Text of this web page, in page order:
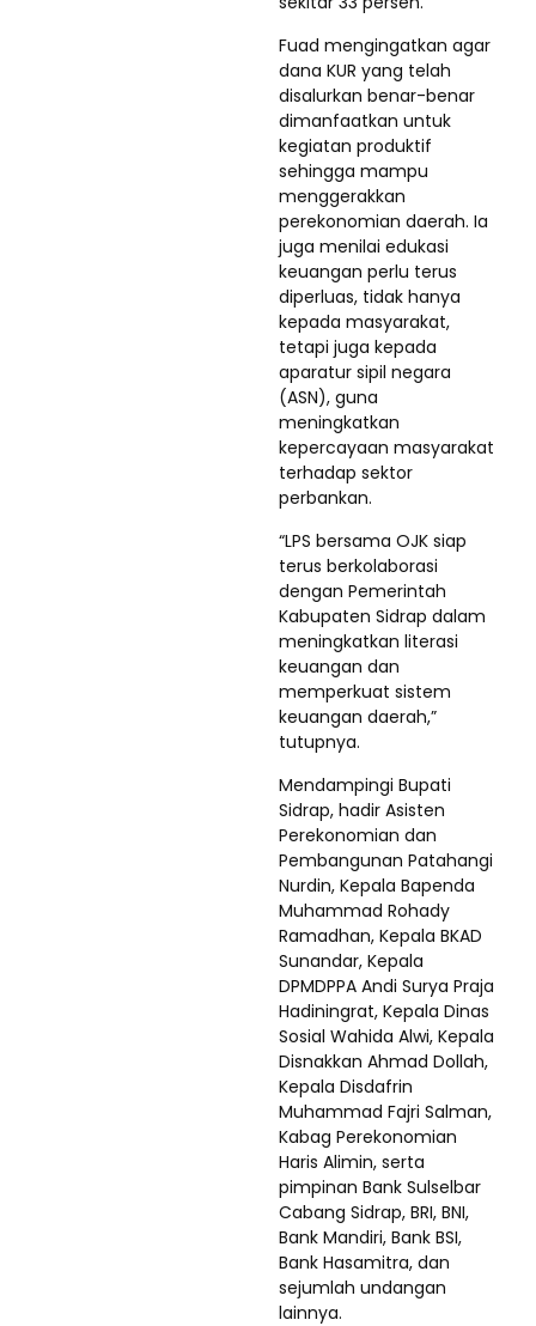
Fuad mengingatkan agar
dana KUR yang telah
disalurkan benar-benar
dimanfaatkan untuk
kegiatan produktif
sehingga mampu
menggerakkan
perekonomian daerah. Ia
juga menilai edukasi
keuangan perlu terus
diperluas, tidak hanya
kepada masyarakat,
tetapi juga kepada
aparatur sipil negara
(ASN), guna
meningkatkan
kepercayaan masyarakat
terhadap sektor
perbankan.
“LPS bersama OJK siap
terus berkolaborasi
dengan Pemerintah
Kabupaten Sidrap dalam
meningkatkan literasi
keuangan dan
memperkuat sistem
keuangan daerah,”
tutupnya.
Mendampingi Bupati
Sidrap, hadir Asisten
Perekonomian dan
Pembangunan Patahangi
Nurdin, Kepala Bapenda
Muhammad Rohady
Ramadhan, Kepala BKAD
Sunandar, Kepala
DPMDPPA Andi Surya Praja
Hadiningrat, Kepala Dinas
Sosial Wahida Alwi, Kepala
Disnakkan Ahmad Dollah,
Kepala Disdafrin
Muhammad Fajri Salman,
Kabag Perekonomian
Haris Alimin, serta
pimpinan Bank Sulselbar
Cabang Sidrap, BRI, BNI,
Bank Mandiri, Bank BSI,
Bank Hasamitra, dan
sejumlah undangan
lainnya.